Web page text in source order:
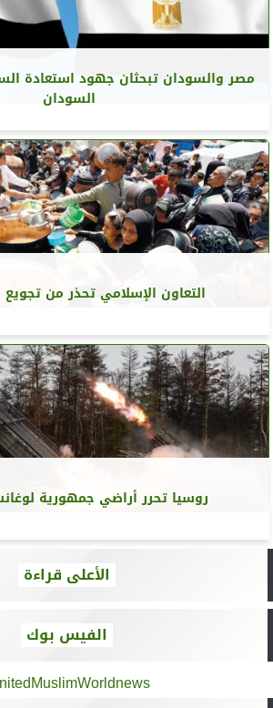
مصر والسودان تبحثان جهود استعادة
السودان
التعاون الإسلامي تحذر من
روسيا تحرر أراضي جمهورية
الأعلى قراءة
الفيس بوك